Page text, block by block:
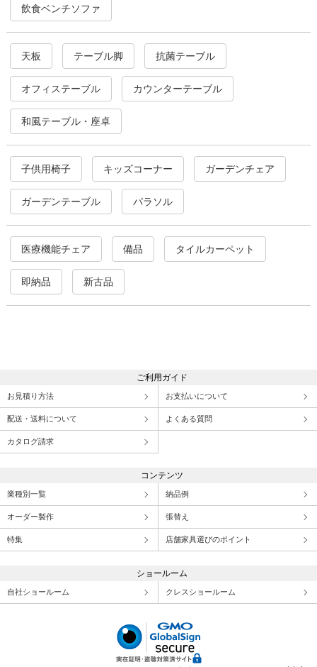
飲食ベンチソファ
天板 テーブル脚 抗菌テーブル
オフィステーブル カウンターテーブル
和風テーブル・座卓
子供用椅子 キッズコーナー ガーデンチェア
ガーデンテーブル パラソル
医療機能チェア 備品 タイルカーペット
即納品 新古品
ご利用ガイド
お見積り方法 お支払いについて
配送・送料について よくある質問
カタログ請求
コンテンツ
業種別一覧 納品例
オーダー製作 張替え
特集 店舗家具選びのポイント
ショールーム
自社ショールーム クレスショールーム